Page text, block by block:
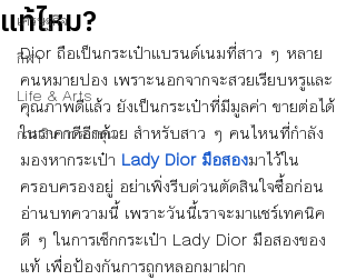
เศรษฐกิจ
กีฬา
Life & Arts
การเงิน การลงทุน
แท้ไหม?
Dior ถือเป็นกระเป๋าแบรนด์เนมที่สาว ๆ หลาย
คนหมายปอง เพราะนอกจากจะสวยเรียบหรูและ
คุณภาพดีแล้ว ยังเป็นกระเป๋าที่มีมูลค่า ขายต่อได้
ในราคาดีอีกด้วย สำหรับสาว ๆ คนไหนที่กำลัง
มองหากระเป๋า Lady Dior มือสองมาไว้ใน
ครอบครองอยู่ อย่าเพิ่งรีบด่วนตัดสินใจซื้อก่อน
อ่านบทความนี้ เพราะวันนี้เราจะมาแชร์เทคนิค
ดี ๆ ในการเช็กกระเป๋า Lady Dior มือสองของ
แท้ เพื่อป้องกันการถูกหลอกมาฝาก